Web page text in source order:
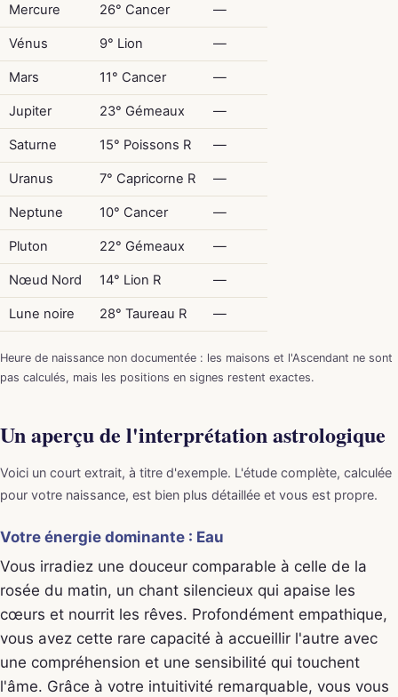
Mercure 26° Cancer —
Vénus 9° Lion —
Mars 11° Cancer —
Jupiter 23° Gémeaux —
Saturne 15° Poissons R —
Uranus 7° Capricorne R —
Neptune 10° Cancer —
Pluton 22° Gémeaux —
Nœud Nord 14° Lion R —
Lune noire 28° Taureau R —
Heure de naissance non documentée : les maisons et l'Ascendant ne sont
pas calculés, mais les positions en signes restent exactes.
Un aperçu de l'interprétation astrologique
Voici un court extrait, à titre d'exemple. L'étude complète, calculée
pour votre naissance, est bien plus détaillée et vous est propre.
Votre énergie dominante : Eau
Vous irradiez une douceur comparable à celle de la
rosée du matin, un chant silencieux qui apaise les
cœurs et nourrit les rêves. Profondément empathique,
vous avez cette rare capacité à accueillir l'autre avec
une compréhension et une sensibilité qui touchent
l'âme. Grâce à votre intuitivité remarquable, vous vous